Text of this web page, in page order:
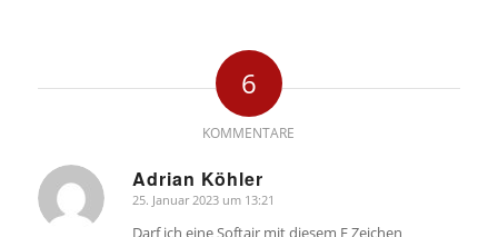
6
KOMMENTARE
Adrian Köhler
sagte:
25. Januar 2023 um 13:21
Darf ich eine Softair mit diesem F Zeichen